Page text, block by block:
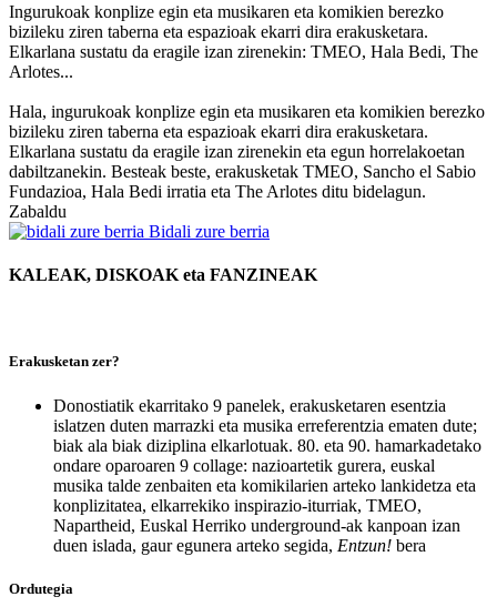
Ingurukoak konplize egin eta musikaren eta komikien berezko
bizileku ziren taberna eta espazioak ekarri dira erakusketara.
Elkarlana sustatu da eragile izan zirenekin: TMEO, Hala Bedi, The
Arlotes...
Hala, ingurukoak konplize egin eta musikaren eta komikien berezko
bizileku ziren taberna eta espazioak ekarri dira erakusketara.
Elkarlana sustatu da eragile izan zirenekin eta egun horrelakoetan
dabiltzanekin. Besteak beste, erakusketak TMEO, Sancho el Sabio
Fundazioa, Hala Bedi irratia eta The Arlotes ditu bidelagun.
Zabaldu
Bidali zure berria
KALEAK, DISKOAK eta FANZINEAK
Erakusketan zer?
Donostiatik ekarritako 9 panelek, erakusketaren esentzia
islatzen duten marrazki eta musika erreferentzia ematen dute;
biak ala biak diziplina elkarlotuak. 80. eta 90. hamarkadetako
ondare oparoaren 9 collage: nazioartetik gurera, euskal
musika talde zenbaiten eta komikilarien arteko lankidetza eta
konplizitatea, elkarrekiko inspirazio-iturriak, TMEO,
Napartheid, Euskal Herriko underground-ak kanpoan izan
duen islada, gaur egunera arteko segida, Entzun! bera
Ordutegia